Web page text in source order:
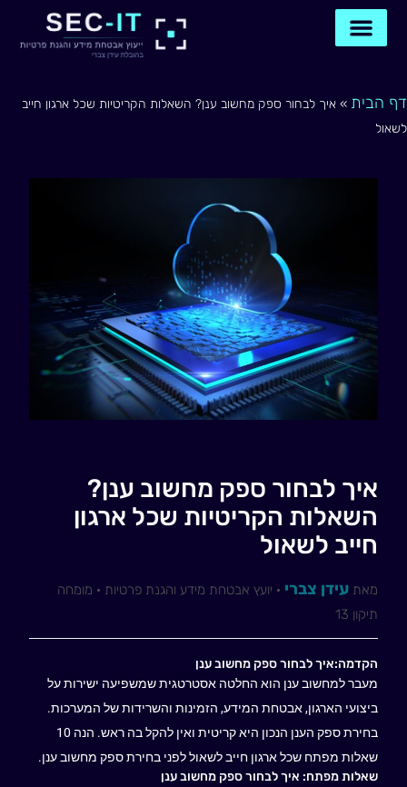
דילוג
דף הבית » איך לבחור ספק מחשוב ענן? השאלות הקריטיות שכל ארגון חייב
לשאול
איך לבחור ספק מחשוב ענן?
השאלות הקריטיות שכל ארגון
חייב לשאול
מאת עידן צברי · יועץ אבטחת מידע והגנת פרטיות · מומחה
תיקון 13
הקדמה:איך לבחור ספק מחשוב ענן
מעבר למחשוב ענן הוא החלטה אסטרטגית שמשפיעה ישירות על
ביצועי הארגון, אבטחת המידע, הזמינות והשרידות של המערכות.
בחירת ספק הענן הנכון היא קריטית ואין להקל בה ראש. הנה 10
שאלות מפתח שכל ארגון חייב לשאול לפני בחירת ספק מחשוב ענן.
שאלות מפתח: איך לבחור ספק מחשוב ענן